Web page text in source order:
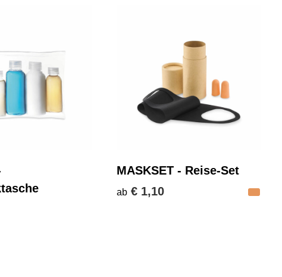
MASKSET - Reise-Set
ab € 1,10